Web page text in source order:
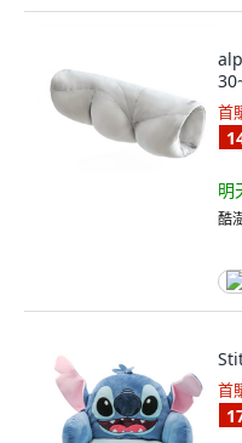
首
明
酷
首